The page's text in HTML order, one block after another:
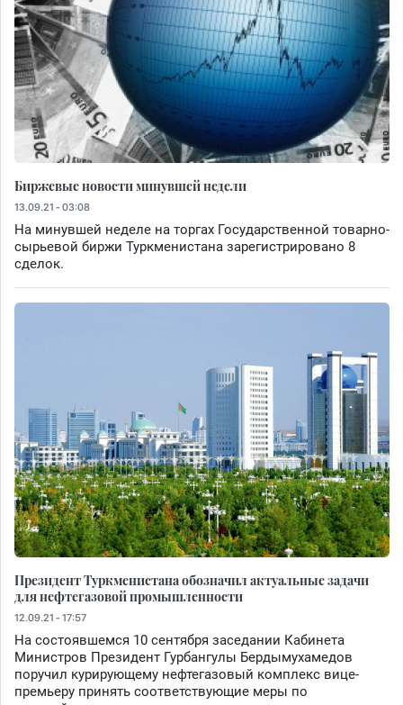
Биржевые новости минувшей недели
13.09.21 - 03:08
На минувшей неделе на торгах Государственной товарно-
сырьевой биржи Туркменистана зарегистрировано 8
сделок.
Президент Туркменистана обозначил актуальные задачи
для нефтегазовой промышленности
12.09.21 - 17:57
На состоявшемся 10 сентября заседании Кабинета
Министров Президент Гурбангулы Бердымухамедов
поручил курирующему нефтегазовый комплекс вице-
премьеру принять соответствующие меры по